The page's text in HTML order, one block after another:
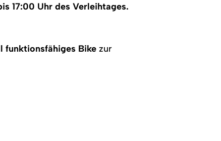
17:00 Uhr des Verleihtages.
funktionsfähiges Bike zur